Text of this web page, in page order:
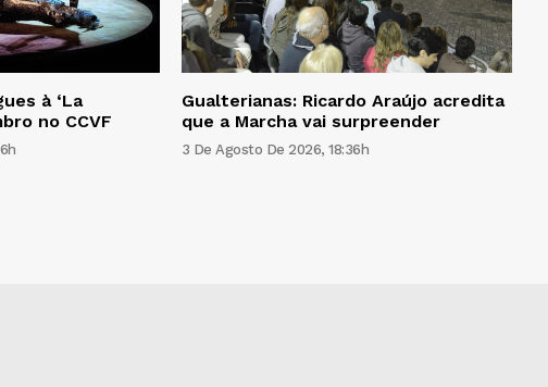
à ‘La
no CCVF
Gualterianas: Ricardo Araújo acredita
que a Marcha vai surpreender
3 De Agosto De 2026, 18:36h